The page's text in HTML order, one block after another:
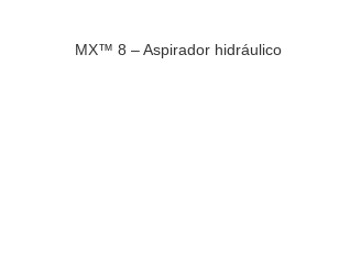
MX™ 8 – Aspirador hidráulico